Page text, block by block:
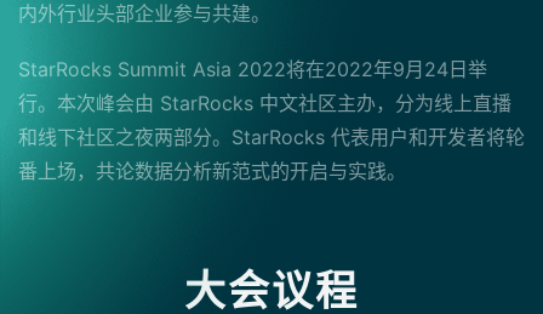
内外行业头部企业参与共建。
StarRocks Summit Asia 2022将在2022年9月24日举
行。本次峰会由 StarRocks 中文社区主办，分为线上直播
和线下社区之夜两部分。StarRocks 代表用户和开发者将轮
番上场，共论数据分析新范式的开启与实践。
大会议程